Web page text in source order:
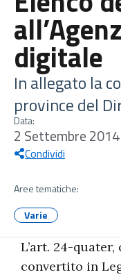
digitale
In allegato la
province del
Data:
2 Settembre 2014
Condividi
Aree tematiche:
Varie
L’art. 24-quater,
convertito in